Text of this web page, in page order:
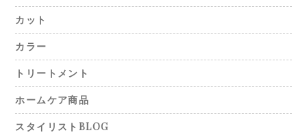
カット
カラー
トリートメント
ホームケア商品
スタイリストBLOG